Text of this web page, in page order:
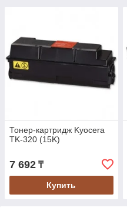
Тонер-картридж Kyocera
TK-320 (15K)
7 692 ₸
Купить